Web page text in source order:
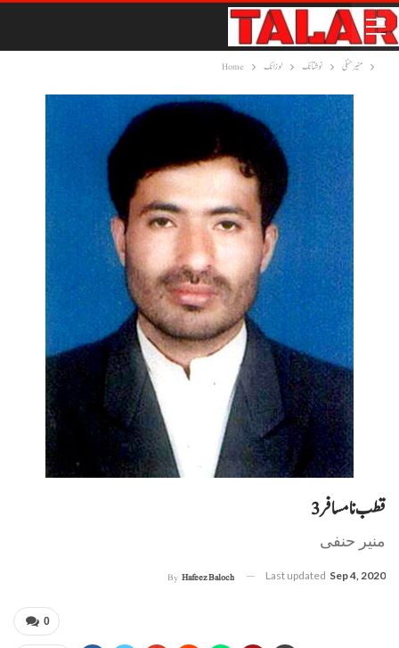
Home لوزانک نوشتانک منیر حنفی
قطب نا مسافر 3
منیر حنفی
By Hafeez Baloch Last updated Sep 4, 2020
0